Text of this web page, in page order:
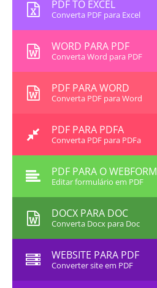
PDF TO EXCEL
Converta PDF para Excel
WORD PARA PDF
Converta Word para PDF
PDF PARA WORD
Converta PDF para Word
PDF PARA PDFA
Converta PDF para PDFa
PDF PARA O WEBFORM
Editar formulário em PDF
DOCX PARA DOC
Converta Docx para Doc
WEBSITE PARA PDF
Converter site em PDF